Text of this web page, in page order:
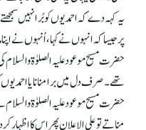
یہ کہہ دے کہ احمدیوں کوبُرا نہیں
پر جیسا کہ انہوں نے کہا، اُنہوں نے
حضرت مسیح موعود علیہ الصلوٰۃ
تھے۔ صرف دل میں برا منانا یا احمدیوں
حضرت مسیح موعود علیہ الصلوٰۃ والسلام
مناتے تو علی الاعلان پھر اس کا